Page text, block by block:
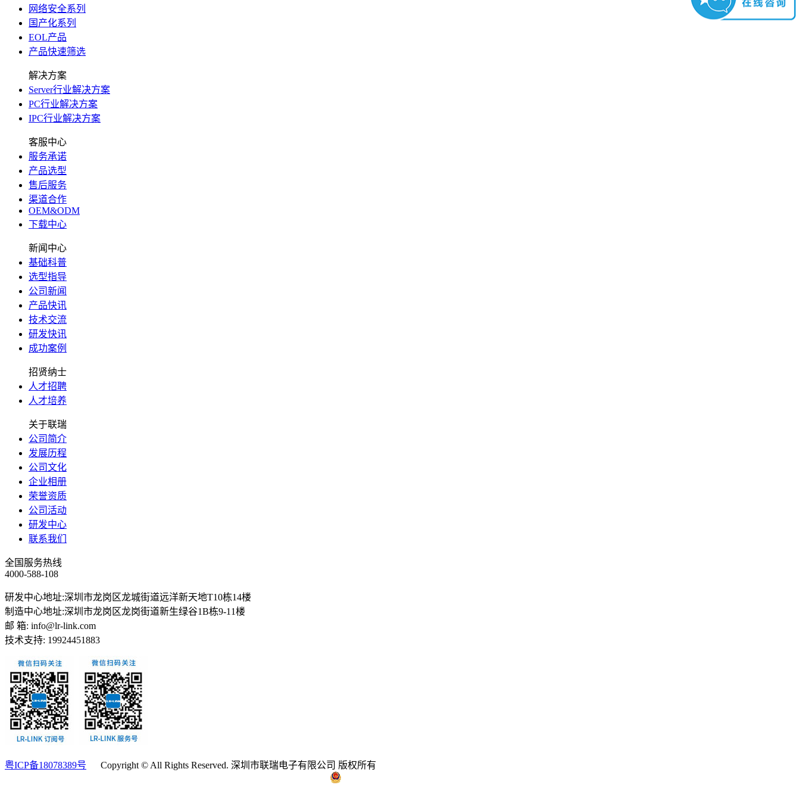
网络安全系列
国产化系列
EOL产品
产品快速筛选
解决方案
Server行业解决方案
PC行业解决方案
IPC行业解决方案
客服中心
服务承诺
产品选型
售后服务
渠道合作
OEM&ODM
下载中心
新闻中心
基础科普
选型指导
公司新闻
产品快讯
技术交流
研发快讯
成功案例
招贤纳士
人才招聘
人才培养
关于联瑞
公司简介
发展历程
公司文化
企业相册
荣誉资质
公司活动
研发中心
联系我们
全国服务热线
4000-588-108
研发中心地址:深圳市龙岗区龙城街道远洋新天地T10栋14楼
制造中心地址:深圳市龙岗区龙岗街道新生绿谷1B栋9-11楼
邮 箱: info@lr-link.com
技术支持: 19924451883
粤ICP备18078389号
Copyright © All Rights Reserved. 深圳市联瑞电子有限公司 版权所有